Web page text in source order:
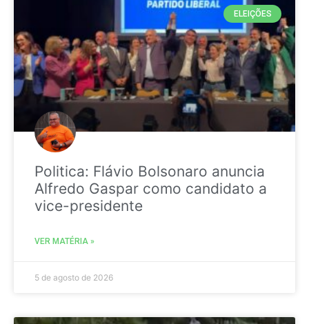
ELEIÇÕES
Politica: Flávio Bolsonaro anuncia
Alfredo Gaspar como candidato a
vice-presidente
VER MATÉRIA »
5 de agosto de 2026